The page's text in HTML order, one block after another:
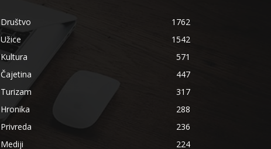
Društvo
1762
Užice
1542
Kultura
571
Čajetina
447
Turizam
317
Hronika
288
Privreda
236
Mediji
224